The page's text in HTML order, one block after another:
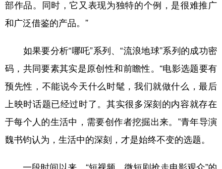
部作品。同时，它又表现为独特的个例，是很难推广
和广泛借鉴的产品。”
如果要分析“哪吒”系列、“流浪地球”系列的成功密
码，共同要素其实是原创性和前瞻性。“电影选题要有
预先性，不能说今天什么时髦，我们就做什么，最后
上映时话题已经过时了。其实很多深刻的内容就存在
于每个人的生活中，需要创作者挖掘出来。”青年导演
魏书钧认为，生活中的深刻，才是始终不变的选题。
一段时间以来，“短视频、微短剧抢走电影观众”的